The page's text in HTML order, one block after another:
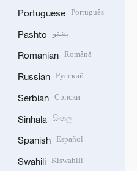
Portuguese Português
Pashto پښتو
Romanian Română
Russian Русский
Serbian Српски
Sinhala සිංහල
Spanish Español
Swahili Kiswahili